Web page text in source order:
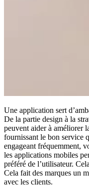
Une application sert
De la partie design à la
peuvent aider à améliorer
fournissant le bon service
engageant fréquemment,
les applications mobiles
préféré de l’utilisateur.
Cela fait des marques un
avec les clients.